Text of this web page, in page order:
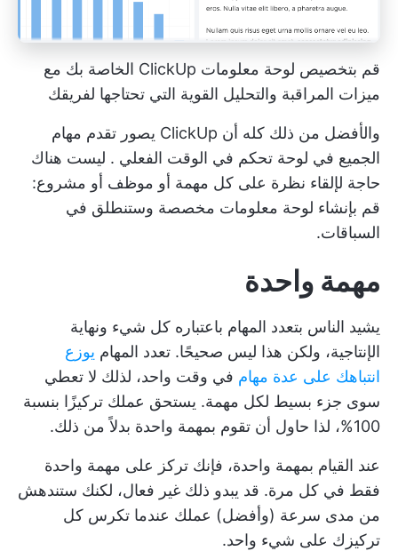
قم بتخصيص لوحة معلومات ClickUp الخاصة بك مع
ميزات المراقبة والتحليل القوية التي تحتاجها لفريقك
والأفضل من ذلك كله أن ClickUp يصور تقدم مهام
الجميع في لوحة تحكم في الوقت الفعلي . ليست هناك
حاجة لإلقاء نظرة على كل مهمة أو موظف أو مشروع:
قم بإنشاء لوحة معلومات مخصصة وستنطلق في
السباقات.
مهمة واحدة
يشيد الناس بتعدد المهام باعتباره كل شيء ونهاية
الإنتاجية، ولكن هذا ليس صحيحًا. تعدد المهام يوزع
انتباهك على عدة مهام في وقت واحد، لذلك لا تعطي
سوى جزء بسيط لكل مهمة. يستحق عملك تركيزًا بنسبة
100%، لذا حاول أن تقوم بمهمة واحدة بدلاً من ذلك.
عند القيام بمهمة واحدة، فإنك تركز على مهمة واحدة
فقط في كل مرة. قد يبدو ذلك غير فعال، لكنك ستندهش
من مدى سرعة (وأفضل) عملك عندما تكرس كل
تركيزك على شيء واحد.